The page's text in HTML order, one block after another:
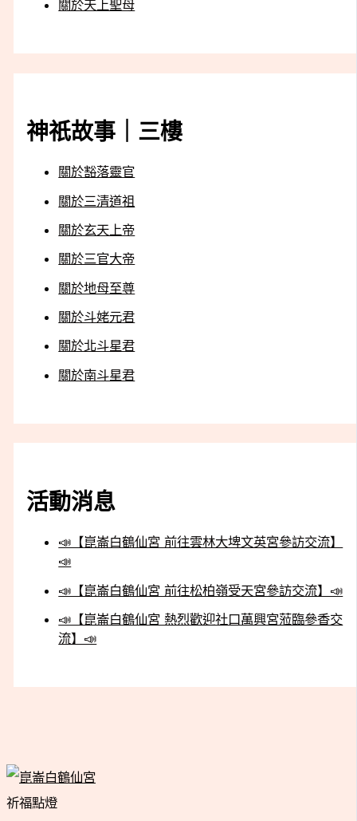
關於天上聖母
神祇故事｜三樓
關於豁落靈官
關於三清道祖
關於玄天上帝
關於三官大帝
關於地母至尊
關於斗姥元君
關於北斗星君
關於南斗星君
活動消息
📣【崑崙白鶴仙宮 前往雲林大埤文英宮參訪交流】
📣
📣【崑崙白鶴仙宮 前往松柏嶺受天宮參訪交流】📣
📣【崑崙白鶴仙宮 熱烈歡迎社口萬興宮蒞臨參香交
流】📣
祈福點燈